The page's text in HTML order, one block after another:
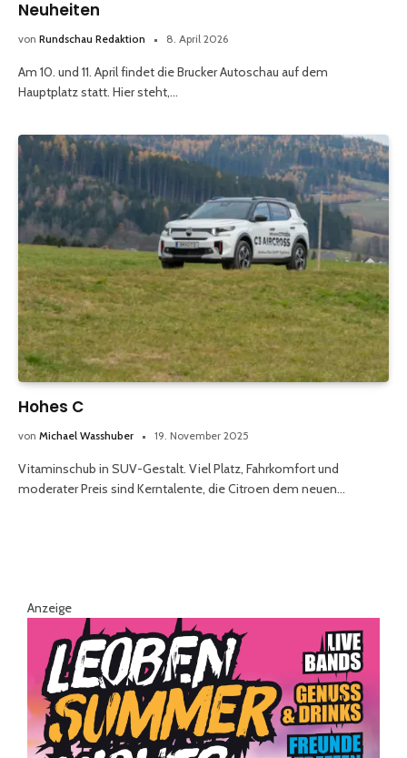
Neuheiten
von Rundschau Redaktion 8. April 2026
Am 10. und 11. April findet die Brucker Autoschau auf dem
Hauptplatz statt. Hier steht,…
Hohes C
von Michael Wasshuber 19. November 2025
Vitaminschub in SUV-Gestalt. Viel Platz, Fahrkomfort und
moderater Preis sind Kerntalente, die Citroen dem neuen…
Anzeige